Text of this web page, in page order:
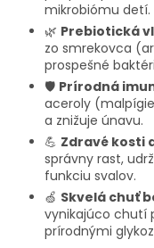
mikrobiómu detí.
🌿 Prebiotická
zo smrekovca
prospešné
🛡️ Prírodná
aceroly
a znižuje únavu.
💪 Zdravé kosti
správny rast,
funkciu svalov.
🍏 Skvelá chuť
vynikajúco chutí
prírodnými